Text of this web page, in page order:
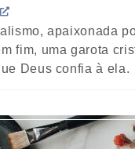
apaixonada
fim, uma garota
Deus confia à ela.